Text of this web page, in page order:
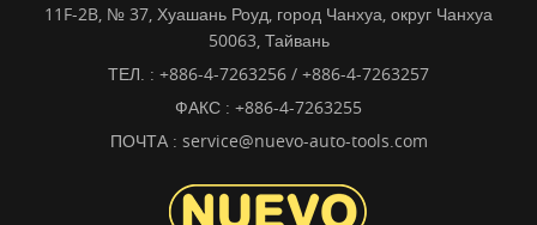
11F-2B, № 37, Хуашань Роуд, город Чанхуа, округ Чанхуа
50063, Тайвань
ТЕЛ. : +886-4-7263256 / +886-4-7263257
ФАКС : +886-4-7263255
ПОЧТА : service@nuevo-auto-tools.com